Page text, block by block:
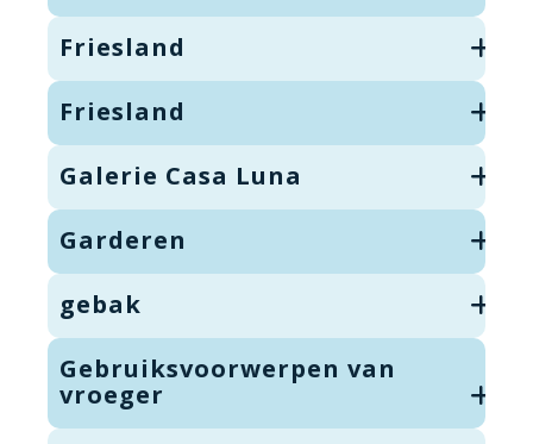
Friesland
Friesland
Galerie Casa Luna
Garderen
gebak
Gebruiksvoorwerpen van
vroeger